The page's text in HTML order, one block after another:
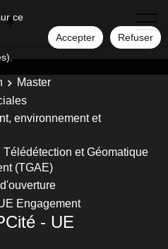
ce
Accepter Refuser
Master
environnement et
Télédétection et Géomatique
(TGAE)
Engagement
- UE